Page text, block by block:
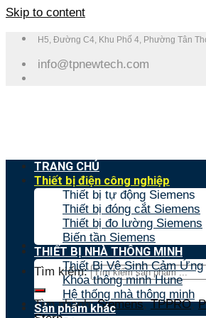
Skip to content
H5, Đường C4, Khu Phố 4, Phường Tân
info@tpnewtech.com
Tìm kiếm:
Tìm nhanh:Siemens,TPPRO,
TRANG CHỦ
Thiết bị điện công nghiệp
Thiết bị tự động Siemens
Thiết bị đóng cắt Siemens
Thiết bị đo lường Siemens
Biến tần Siemens
THIẾT BỊ NHÀ THÔNG MINH
Thiết Bị Vệ Sinh Cảm Ứng
Khóa thông minh Hune
Hệ thống nhà thông minh
Sản phẩm khác